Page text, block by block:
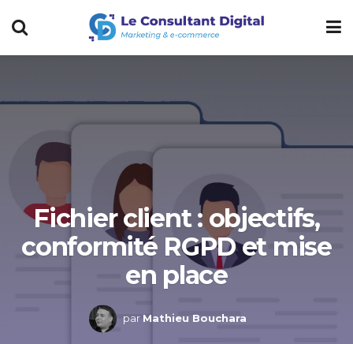
Fichier client : objectifs,
conformité RGPD et mise
en place
par Mathieu Bouchara